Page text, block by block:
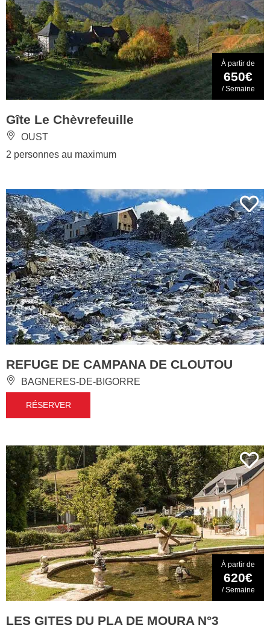
À partir de
650€
/ Semaine
Gîte Le Chèvrefeuille
OUST
2 personnes au maximum
REFUGE DE CAMPANA DE CLOUTOU
BAGNERES-DE-BIGORRE
RÉSERVER
À partir de
620€
/ Semaine
LES GITES DU PLA DE MOURA N°3